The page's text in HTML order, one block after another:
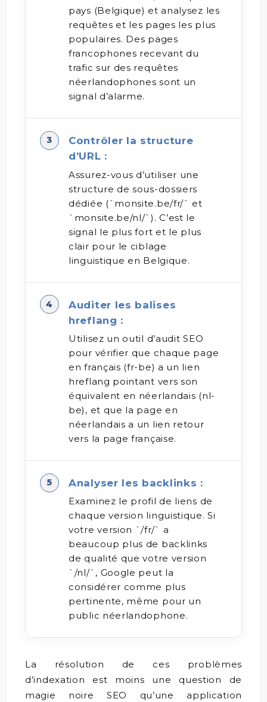
pays (Belgique) et analysez les
requêtes et les pages les plus
populaires. Des pages
francophones recevant du
trafic sur des requêtes
néerlandophones sont un
signal d’alarme.
Contrôler la structure
d’URL :
Assurez-vous d’utiliser une
structure de sous-dossiers
dédiée (`monsite.be/fr/` et
`monsite.be/nl/`). C’est le
signal le plus fort et le plus
clair pour le ciblage
linguistique en Belgique.
Auditer les balises
hreflang :
Utilisez un outil d’audit SEO
pour vérifier que chaque page
en français (fr-be) a un lien
hreflang pointant vers son
équivalent en néerlandais (nl-
be), et que la page en
néerlandais a un lien retour
vers la page française.
Analyser les backlinks :
Examinez le profil de liens de
chaque version linguistique. Si
votre version `/fr/` a
beaucoup plus de backlinks
de qualité que votre version
`/nl/`, Google peut la
considérer comme plus
pertinente, même pour un
public néerlandophone.
La résolution de ces problèmes
d’indexation est moins une question de
magie noire SEO qu’une application